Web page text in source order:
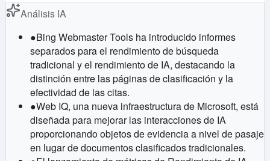
Análisis IA
●Bing Webmaster Tools ha introducido informes
separados para el rendimiento de búsqueda
tradicional y el rendimiento de IA, destacando la
distinción entre las páginas de clasificación y la
efectividad de las citas.
●Web IQ, una nueva infraestructura de Microsoft, está
diseñada para mejorar las interacciones de IA
proporcionando objetos de evidencia a nivel de pasaje
en lugar de documentos clasificados tradicionales.